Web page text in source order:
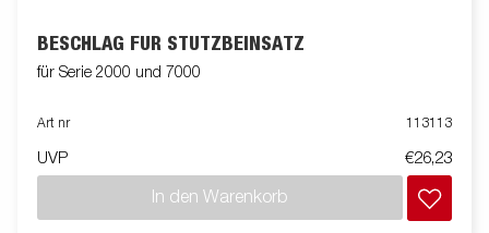
BESCHLAG FÜR STÜTZBEINSATZ
für Serie 2000 und 7000
Art nr 113113
UVP €26,23
In den Warenkorb